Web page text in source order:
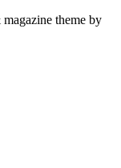
theme by